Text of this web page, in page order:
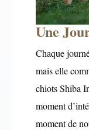
Une
Chaque
mais elle
chiots Shiba
moment
moment de